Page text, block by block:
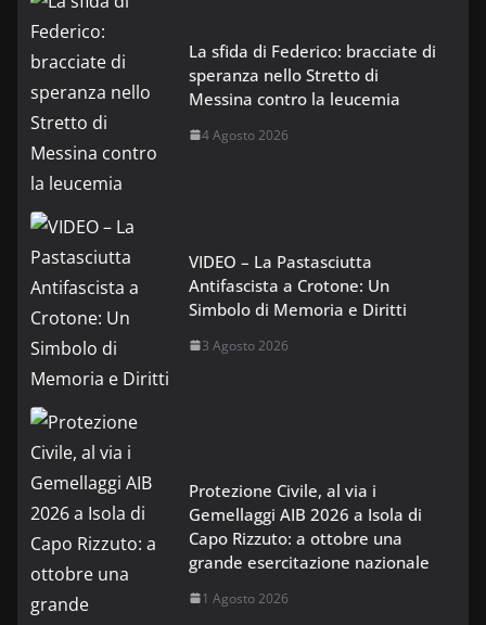
La sfida di Federico: bracciate di
speranza nello Stretto di
Messina contro la leucemia
4 Agosto 2026
VIDEO – La Pastasciutta
Antifascista a Crotone: Un
Simbolo di Memoria e Diritti
3 Agosto 2026
Protezione Civile, al via i
Gemellaggi AIB 2026 a Isola di
Capo Rizzuto: a ottobre una
grande esercitazione nazionale
1 Agosto 2026